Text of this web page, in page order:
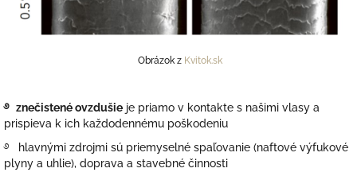
Obrázok z Kvitok.sk
࿔ znečistené ovzdušie je priamo v kontakte s našimi vlasy a
prispieva k ich každodennému poškodeniu
࿔ hlavnými zdrojmi sú priemyselné spaľovanie (naftové výfukové
plyny a uhlie), doprava a stavebné činnosti